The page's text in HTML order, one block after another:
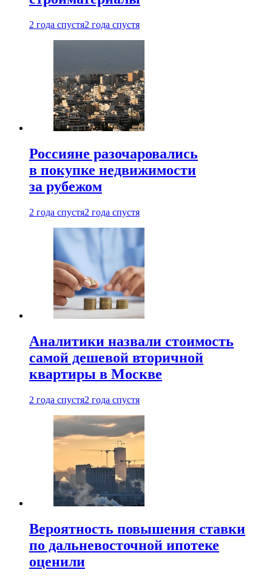
2 года спустя2 года спустя
Россияне разочаровались
в покупке недвижимости
за рубежом
2 года спустя2 года спустя
Аналитики назвали стоимость
самой дешевой вторичной
квартиры в Москве
2 года спустя2 года спустя
Вероятность повышения ставки
по дальневосточной ипотеке
оценили